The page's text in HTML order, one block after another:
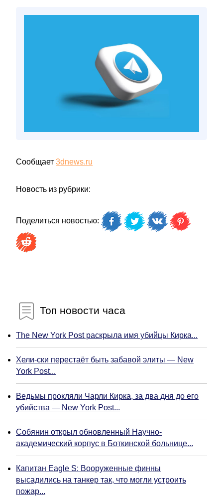
Сообщает 3dnews.ru
Новость из рубрики:
Поделиться новостью:
Топ новости часа
The New York Post раскрыла имя убийцы Кирка...
Хели-ски перестаёт быть забавой элиты — New
York Post...
Ведьмы прокляли Чарли Кирка, за два дня до его
убийства — New York Post...
Собянин открыл обновленный Научно-
академический корпус в Боткинской больнице...
Капитан Eagle S: Вооруженные финны
высадились на танкер так, что могли устроить
пожар...